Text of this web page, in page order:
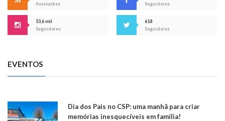
Assinantes
Seguidores
53,6 mil
Seguidores
618
Seguidores
EVENTOS
Dia dos Pais no CSP: uma manhã para criar
memórias inesquecíveis em família!